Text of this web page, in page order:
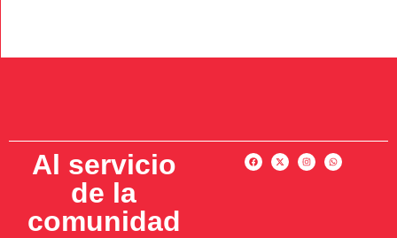
Al servicio
de la
comunidad